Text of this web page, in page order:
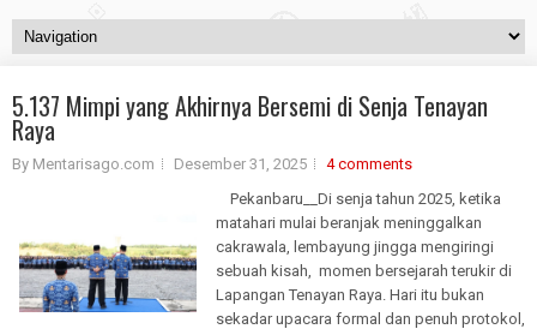
5.137 Mimpi yang Akhirnya Bersemi di Senja Tenayan
Raya
By Mentarisago.com Desember 31, 2025
4 comments
Pekanbaru__Di senja tahun 2025, ketika
matahari mulai beranjak meninggalkan
cakrawala, lembayung jingga mengiringi
sebuah kisah, momen bersejarah terukir di
Lapangan Tenayan Raya. Hari itu bukan
sekadar upacara formal dan penuh protokol,